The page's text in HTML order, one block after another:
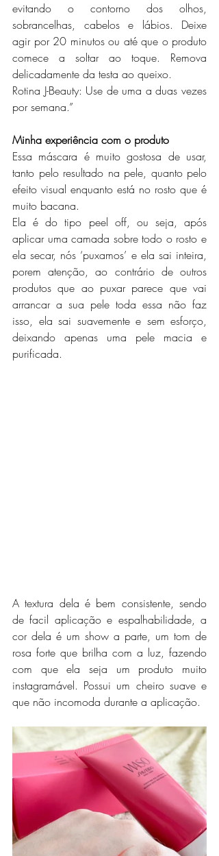
evitando o contorno dos olhos,
sobrancelhas, cabelos e lábios. Deixe
agir por 20 minutos ou até que o produto
comece a soltar ao toque. Remova
delicadamente da testa ao queixo.
Rotina J-Beauty: Use de uma a duas vezes
por semana.”
Minha experiência com o produto
Essa máscara é muito gostosa de usar,
tanto pelo resultado na pele, quanto pelo
efeito visual enquanto está no rosto que é
muito bacana.
Ela é do tipo peel off, ou seja, após
aplicar uma camada sobre todo o rosto e
ela secar, nós ‘puxamos’ e ela sai inteira,
porem atenção, ao contrário de outros
produtos que ao puxar parece que vai
arrancar a sua pele toda essa não faz
isso, ela sai suavemente e sem esforço,
deixando apenas uma pele macia e
purificada.
A textura dela é bem consistente, sendo
de facil aplicação e espalhabilidade, a
cor dela é um show a parte, um tom de
rosa forte que brilha com a luz, fazendo
com que ela seja um produto muito
instagramável. Possui um cheiro suave e
que não incomoda durante a aplicação.